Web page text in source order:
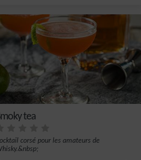
tea
corsé pour les amateurs de